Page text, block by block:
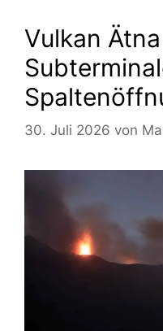
Vulkan
30. Juli 2026 von